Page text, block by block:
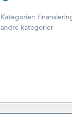
Kategorier:
andre kategorier